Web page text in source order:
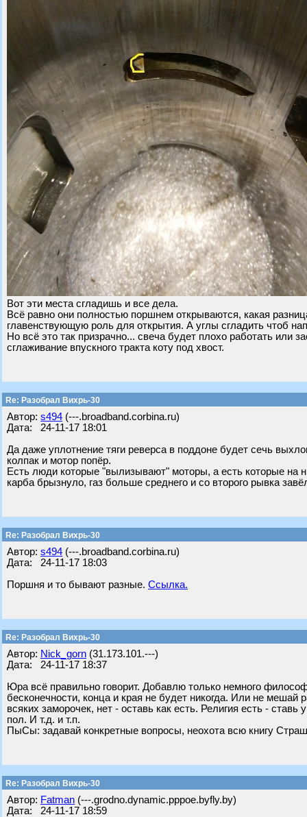
Вот эти места сгладишь и все дела.
Всё равно они полностью поршнем открываются, какая
главенствующую роль для открытия. А углы сгладить чтоб
Но всё это так призрачно... свеча будет плохо работать или
сглаживание впускного тракта коту под хвост.
Re: Разобрал Вихрь-30
Автор: s494 (---.broadband.corbina.ru)
Дата: 24-11-17 18:01
Да даже уплотнение тяги реверса в поддоне будет сечь
колпак и мотор попёр.
Есть люди которые "вылизывают" моторы, а есть которые на
карба брызнуло, газ больше среднего и со второго рывка
Re: Разобрал Вихрь-30
Автор: s494 (---.broadband.corbina.ru)
Дата: 24-11-17 18:03
Поршня и то бывают разные. Ссылка.
Re: Разобрал Вихрь-30
Автор: Nick_gorn (31.173.101.---)
Дата: 24-11-17 18:37
Юра всё правильно говорит. Добавлю только немного
бесконечности, конца и края не будет никогда. Или не мешай
всяких заморочек, нет - оставь как есть. Религия есть -
пол. И т.д. и т.п.
ПыСы: задавай конкретные вопросы, неохота всю книгу
Re: Разобрал Вихрь-30
Автор: Fatman (---.grodno.dynamic.pppoe.byfly.by)
Дата: 24-11-17 18:59